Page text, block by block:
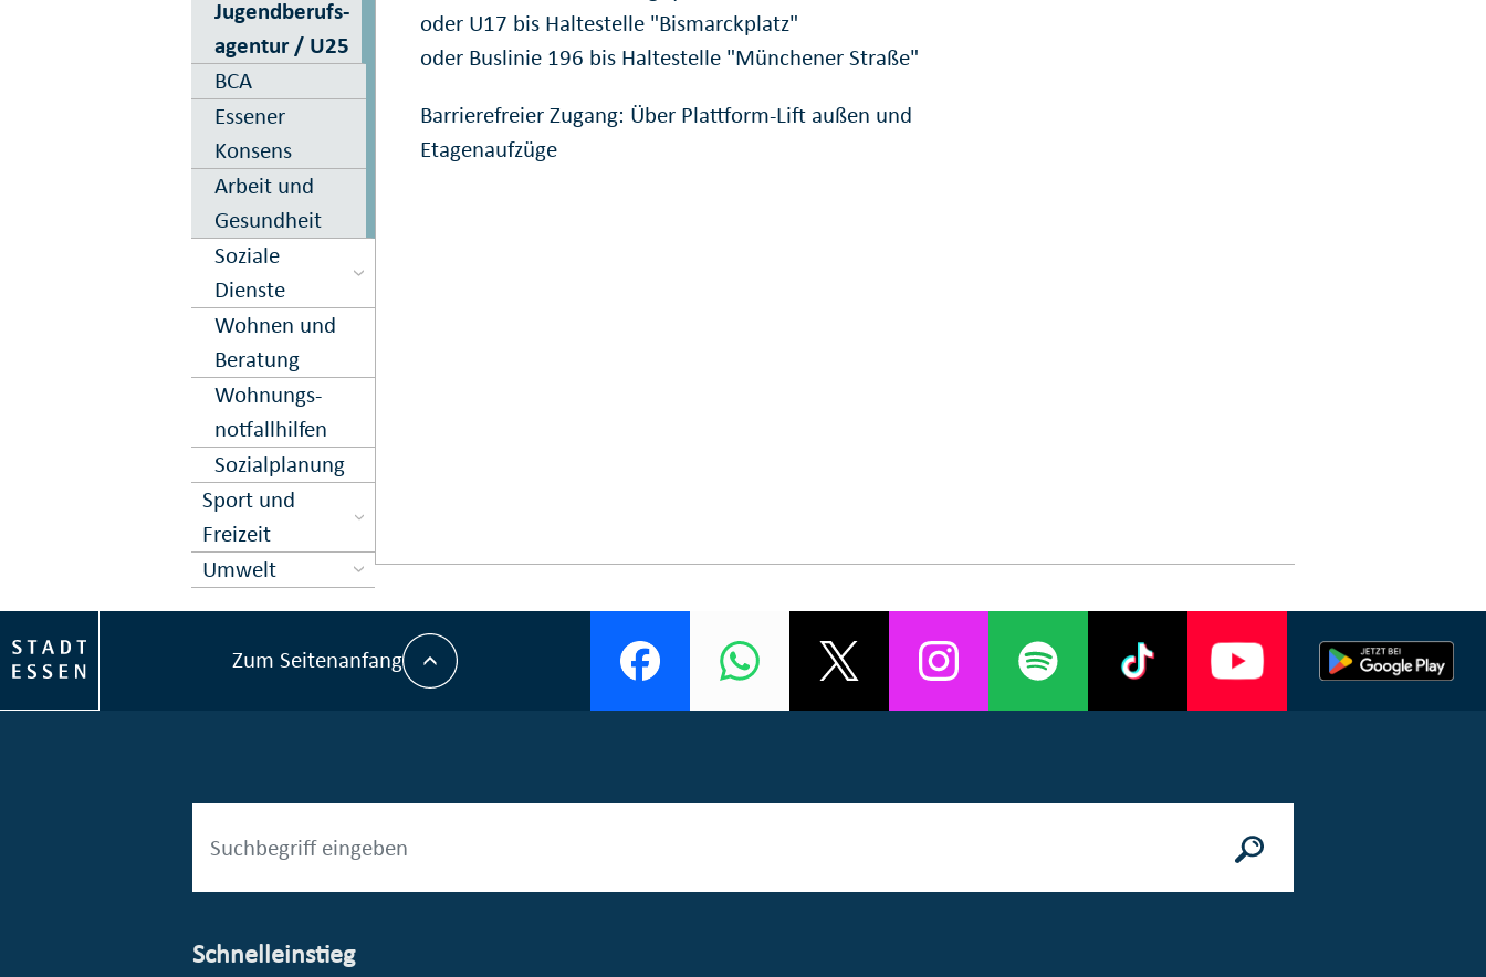
Jugendberufs­
agentur / U25
BCA
Essener
Konsens
Arbeit und
Gesundheit
Soziale
Dienste
Wohnen und
Beratung
Wohnungs­
notfall­hilfen
Sozialplanung
Sport und
Freizeit
Umwelt
oder U17 bis Haltestelle "Bismarckplatz"
oder Buslinie 196 bis Haltestelle "Münchener Straße"
Barrierefreier Zugang: Über Plattform-Lift außen und
Etagenaufzüge
Zum Seitenanfang
Schnelleinstieg